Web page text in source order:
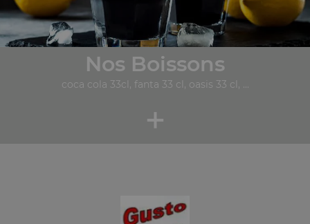
Nos Boissons
coca cola 33cl, fanta 33 cl, oasis 33 cl, ...
+